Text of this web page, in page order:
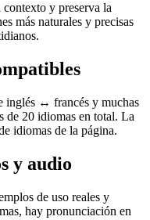
y preserva la
más naturales y precisas
inglés ↔ francés y muchas
de 20 idiomas en total. La
idiomas de la página.
y audio
de uso reales y
hay pronunciación en